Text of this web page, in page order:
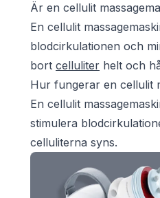
Är en cellulit
En cellulit
blodcirkulationen och
bort celluliter helt och
Hur fungerar en cellulit
En cellulit
stimulera
celluliterna syns.